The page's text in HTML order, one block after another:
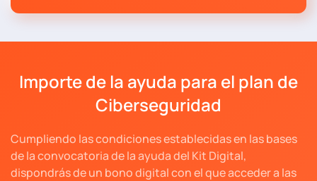
Importe de la ayuda para el plan de
Ciberseguridad
Cumpliendo las condiciones establecidas en las bases
de la convocatoria de la ayuda del Kit Digital,
dispondrás de un bono digital con el que acceder a las